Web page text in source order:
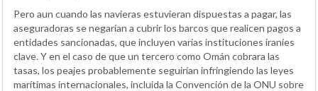
Pero aun cuando las navieras estuvieran dispuestas a pagar, las
aseguradoras se negarían a cubrir los barcos que realicen pagos a
entidades sancionadas, que incluyen varias instituciones iraníes
clave. Y en el caso de que un tercero como Omán cobrara las
tasas, los peajes probablemente seguirían infringiendo las leyes
marítimas internacionales, incluida la Convención de la ONU sobre